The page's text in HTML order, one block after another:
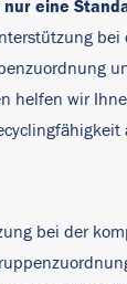
nur eine
bei
helfen wir
bei der